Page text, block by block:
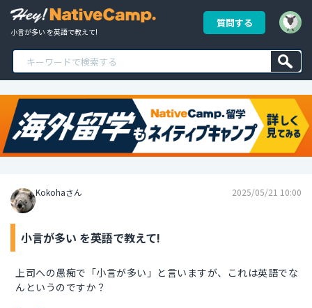
小言が多い を英語で教えて!
質問する
Kokohaさん 2025/05/21 10:00
小言が多い を英語で教えて!
上司への愚痴で「小言が多い」と言いますが、これは英語でな
んというのですか？